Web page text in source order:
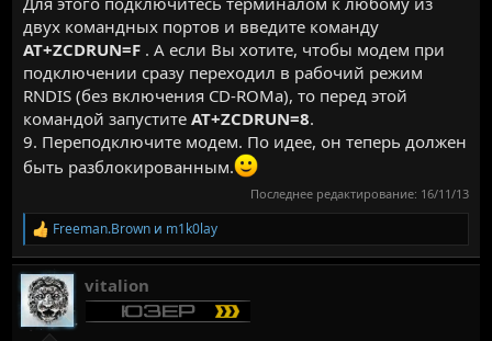
двух командных портов и введите команду
AT+ZCDRUN=F . А если Вы хотите, чтобы модем при
подключении сразу переходил в рабочий режим
RNDIS (без включения CD-ROMа), то перед этой
командой запуститеAT+ZCDRUN=8.
9. Переподключите модем. По идее, он теперь должен
быть разблокированным.
Последнее редактирование: 16/11/13
Р
е
а
к
ц
и
Freeman.Brown и m1k0lay
vitalion